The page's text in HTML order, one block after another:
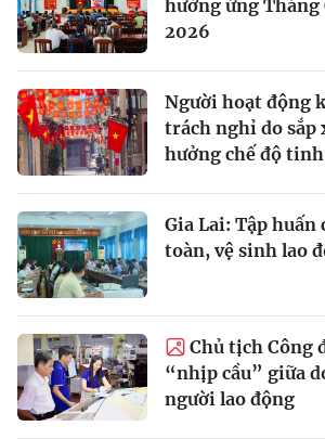
hưởng ứng Tháng
2026
Người hoạt động
trách nghỉ do sắp
hưởng chế độ
Gia Lai: Tập huấn
toàn, vệ sinh lao
Chủ tịch Công
“nhịp cầu” giữa
người lao động